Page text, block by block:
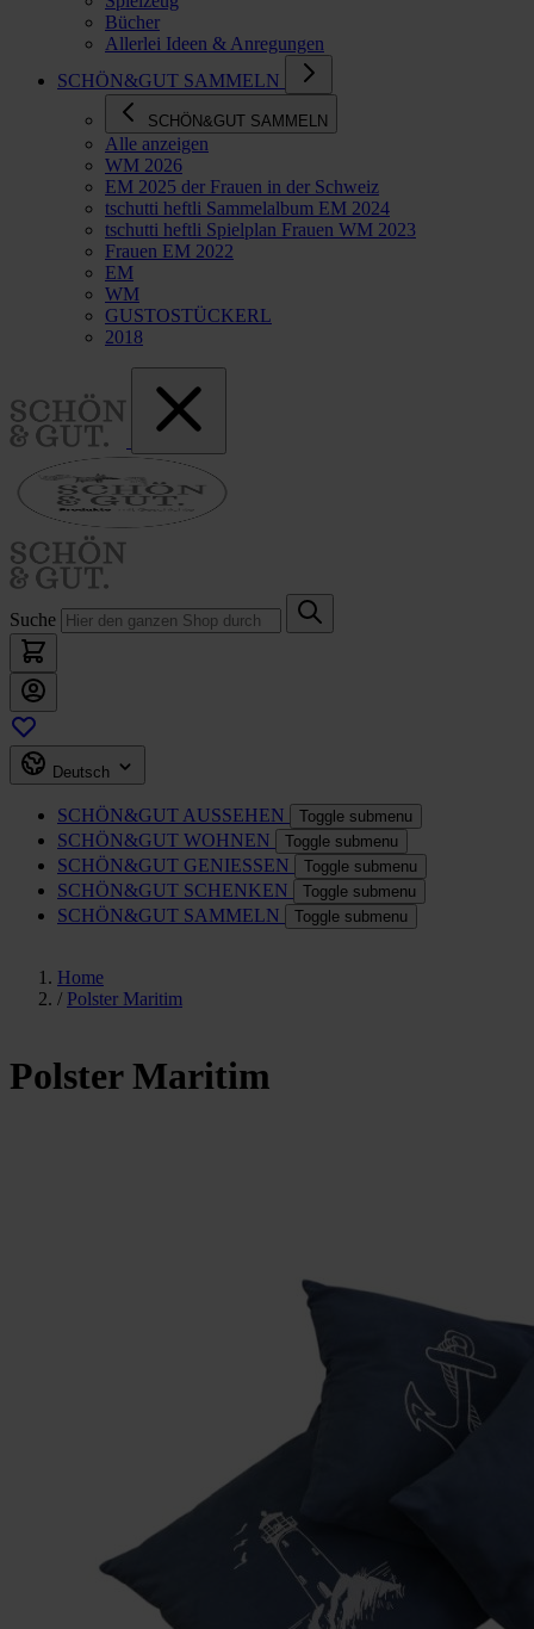
Bücher
Allerlei Ideen & Anregungen
SCHÖN&GUT SAMMELN
SCHÖN&GUT SAMMELN
Alle anzeigen
WM 2026
EM 2025 der Frauen in der Schweiz
tschutti heftli Sammelalbum EM 2024
tschutti heftli Spielplan Frauen WM 2023
Frauen EM 2022
EM
WM
GUSTOSTÜCKERL
2018
Suche
Deutsch
SCHÖN&GUT AUSSEHEN Toggle submenu
SCHÖN&GUT WOHNEN Toggle submenu
SCHÖN&GUT GENIESSEN Toggle submenu
SCHÖN&GUT SCHENKEN Toggle submenu
SCHÖN&GUT SAMMELN Toggle submenu
Home
/ Polster Maritim
Polster Maritim